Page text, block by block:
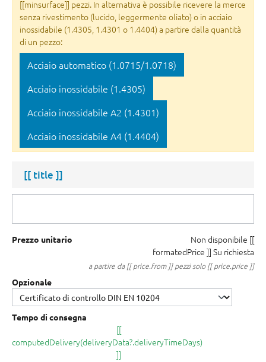
[[minsurface]] pezzi. In alternativa è possibile ricevere la merce
senza rivestimento (lucido, leggermente oliato) o in acciaio
inossidabile (1.4305, 1.4301 o 1.4404) a partire dalla quantità
di un pezzo:
Acciaio automatico (1.0715/1.0718)
Acciaio inossidabile (1.4305)
Acciaio inossidabile A2 (1.4301)
Acciaio inossidabile A4 (1.4404)
[[ title ]]
Prezzo unitario Non disponibile [[
formatedPrice ]] Su richiesta
a partire da [[ price.from ]] pezzi solo [[ price.price ]]
Opzionale
Tempo di consegna
[[
computedDelivery(deliveryData?.deliveryTimeDays)
]]